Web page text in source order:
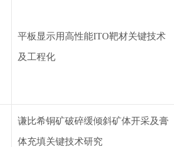
平板显示用高性能ITO靶材关键技术
及工程化
谦比希铜矿破碎缓倾斜矿体开采及膏
体充填关键技术研究